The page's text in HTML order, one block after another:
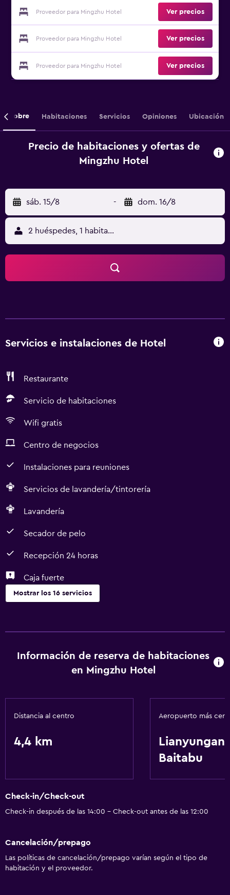
Proveedor para Mingzhu Hotel Ver precios
Proveedor para Mingzhu Hotel Ver precios
Proveedor para Mingzhu Hotel Ver precios
Sobre Habitaciones Servicios Opiniones Ubicación
Precio de habitaciones y ofertas de
Mingzhu Hotel
sáb. 15/8 - dom. 16/8
2 huéspedes, 1 habitación
Servicios e instalaciones de Hotel
Restaurante
Servicio de habitaciones
Wifi gratis
Centro de negocios
Instalaciones para reuniones
Servicios de lavandería/tintorería
Lavandería
Secador de pelo
Recepción 24 horas
Caja fuerte
Mostrar los 16 servicios
Servicio de habitaciones
Centro de negocios
Recepción 24 horas
Lavandería
Ascensor
Información de reserva de habitaciones
en Mingzhu Hotel
Distancia al centro
4,4 km
Aeropuerto más
Baitabu
Check-in/Check-out
Check-in después de las 14:00 - Check-out antes de las 12:00
Cancelación/prepago
Las políticas de cancelación/prepago varían según el tipo de
habitación y el proveedor.